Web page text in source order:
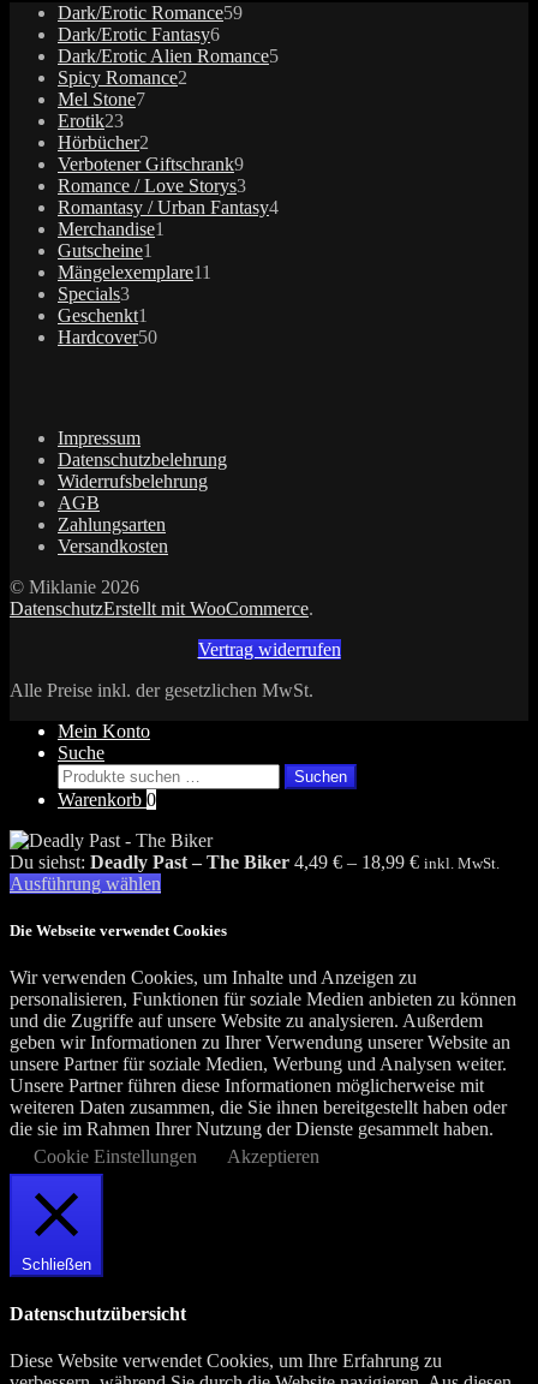
Dark/Erotic Romance5959
Dark/Erotic Fantasy66
Produkte
Dark/Erotic Alien Romance55
Spicy Romance2
Mel Stone77
Erotik2323
Produkte
Hörbücher2
Produkte
Verbotener Giftschrank99
Produkte
Romance / Love Storys33
Produkte
Romantasy / Urban Fantasy44
Merchandise1
Gutscheine1
Produkt
Mängelexemplare11
Specials33
Produkte
Geschenkt1
Produkt
Hardcover5050
Impressum
Datenschutzbelehrung
Widerrufsbelehrung
AGB
Zahlungsarten
Versandkosten
© Miklanie 2026
DatenschutzErstellt mit WooCommerce.
Vertrag widerrufen
Alle Preise inkl. der gesetzlichen MwSt.
Mein Konto
Suche
Suchen
nach:
Suchen
Warenkorb 0
Du siehst: Deadly Past – The Biker 4,49 € – 18,99 € inkl. MwSt.
Ausführung wählen
Die Webseite verwendet Cookies
Wir verwenden Cookies, um Inhalte und Anzeigen zu
personalisieren, Funktionen für soziale Medien anbieten zu können
und die Zugriffe auf unsere Website zu analysieren. Außerdem
geben wir Informationen zu Ihrer Verwendung unserer Website an
unsere Partner für soziale Medien, Werbung und Analysen weiter.
Unsere Partner führen diese Informationen möglicherweise mit
weiteren Daten zusammen, die Sie ihnen bereitgestellt haben oder
die sie im Rahmen Ihrer Nutzung der Dienste gesammelt haben.
Cookie Einstellungen
Akzeptieren
Schließen
Datenschutzübersicht
Diese Website verwendet Cookies, um Ihre Erfahrung zu